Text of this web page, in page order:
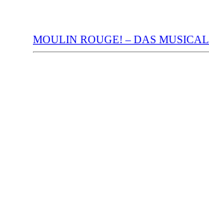
MOULIN ROUGE! – DAS MUSICAL